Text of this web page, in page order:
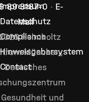
Impressum
Datenschutz
Compliance
Hinweisgebersystem
Contact
89 3187–0 · E-
Mail
Helmholtz
München,
Deutsches
und